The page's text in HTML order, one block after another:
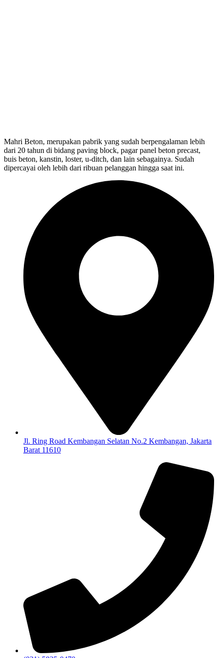
Mahri Beton, merupakan pabrik yang sudah berpengalaman lebih
dari 20 tahun di bidang paving block, pagar panel beton precast,
buis beton, kanstin, loster, u-ditch, dan lain sebagainya. Sudah
dipercayai oleh lebih dari ribuan pelanggan hingga saat ini.
Jl. Ring Road Kembangan Selatan No.2 Kembangan, Jakarta
Barat 11610